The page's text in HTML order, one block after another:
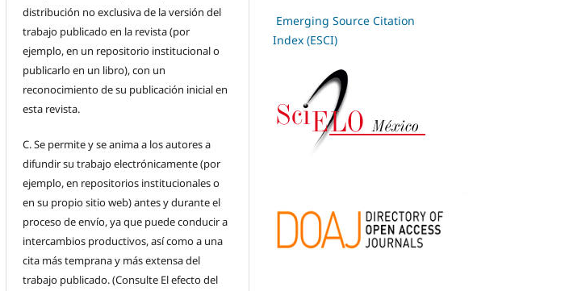
distribución no exclusiva de la versión del
trabajo publicado en la revista (por
ejemplo, en un repositorio institucional o
publicarlo en un libro), con un
reconocimiento de su publicación inicial en
esta revista.
C.Se permite y se anima a los autores a
difundir su trabajo electrónicamente (por
ejemplo, en repositorios institucionales o
en su propio sitio web) antes y durante el
proceso de envío, ya que puede conducir a
intercambios productivos, así como a una
cita más temprana y más extensa del
trabajo publicado. (Consulte El efecto del
Emerging Source Citation
Index (ESCI)